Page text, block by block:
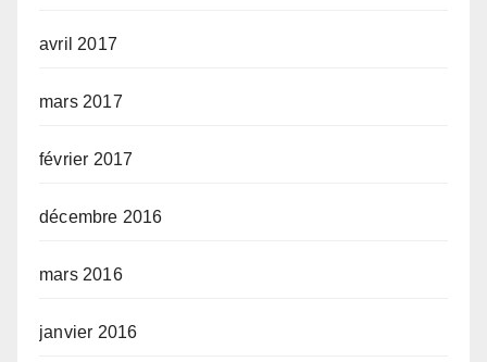
avril 2017
mars 2017
février 2017
décembre 2016
mars 2016
janvier 2016